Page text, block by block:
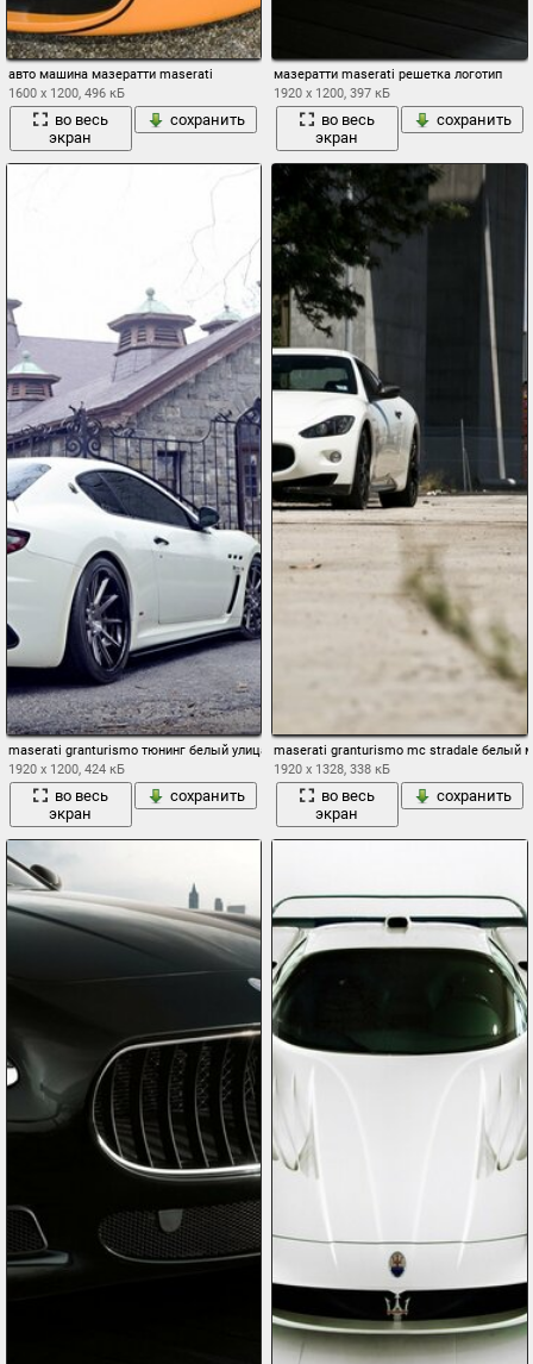
авто машина мазератти maserati
1600 x 1200, 496 кБ
во весь
экран
сохранить
мазератти maserati решетка логотип
1920 x 1200, 397 кБ
во весь
экран
сохранить
maserati granturismo тюнинг белый улица
1920 x 1200, 424 кБ
во весь
экран
сохранить
maserati granturismo mc stradale белый
1920 x 1328, 338 кБ
во весь
экран
сохранить